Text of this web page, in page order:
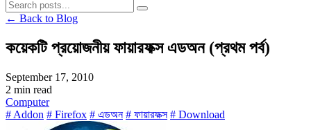
← Back to Blog
কয়েকটি প্রয়োজনীয় ফায়ারফক্স এডঅন (প্রথম পর্ব)
September 17, 2010
2 min read
Computer
# Addon # Firefox # এডঅন # ফায়ারফক্স # Download